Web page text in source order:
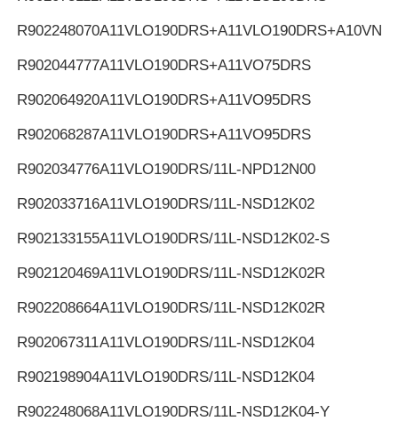
R902248070
R902044777A11VLO190DRS+A11VO75DRS
R902064920A11VLO190DRS+A11VO95DRS
R902068287A11VLO190DRS+A11VO95DRS
R902034776A11VLO190DRS/11L-NPD12N00
R902033716A11VLO190DRS/11L-NSD12K02
R902133155A11VLO190DRS/11L-NSD12K02-S
R902120469A11VLO190DRS/11L-NSD12K02R
R902208664A11VLO190DRS/11L-NSD12K02R
R902067311A11VLO190DRS/11L-NSD12K04
R902198904A11VLO190DRS/11L-NSD12K04
R902248068A11VLO190DRS/11L-NSD12K04-Y